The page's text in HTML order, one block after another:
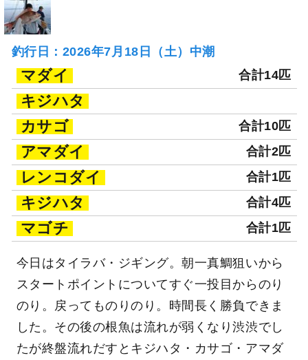
釣行日：2026年7月18日（土）中潮
マダイ 合計14匹
キジハタ
カサゴ
合計10匹
アマダイ 合計2匹
レンコダイ 合計1匹
キジハタ 合計4匹
マゴチ 合計1匹
今日はタイラバ・ジギング。朝一真鯛狙いから
スタートポイントについてすぐ一投目からのり
のり。戻ってものりのり。時間長く勝負できま
した。その後の根魚は流れが弱くなり渋渋でし
たが終盤流れだすとキジハタ・カサゴ・アマダ